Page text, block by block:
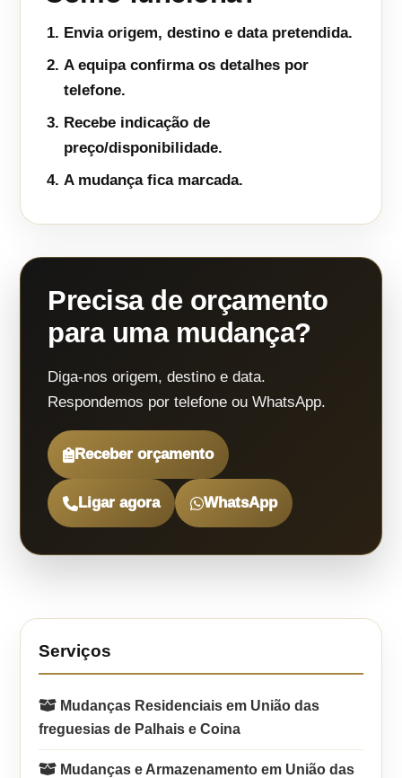
Envia origem, destino e data pretendida.
A equipa confirma os detalhes por
telefone.
Recebe indicação de
preço/disponibilidade.
A mudança fica marcada.
Precisa de orçamento
para uma mudança?
Diga-nos origem, destino e data.
Respondemos por telefone ou WhatsApp.
Receber orçamento
Ligar agora WhatsApp
Serviços
Mudanças Residenciais em União das
freguesias de Palhais e Coina
Mudanças e Armazenamento em União das